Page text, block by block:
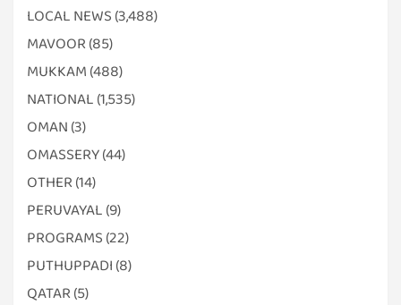
LOCAL NEWS (3,488)
MAVOOR (85)
MUKKAM (488)
NATIONAL (1,535)
OMAN (3)
OMASSERY(44)
OTHER (14)
PERUVAYAL (9)
PROGRAMS (22)
PUTHUPPADI (8)
QATAR (5)